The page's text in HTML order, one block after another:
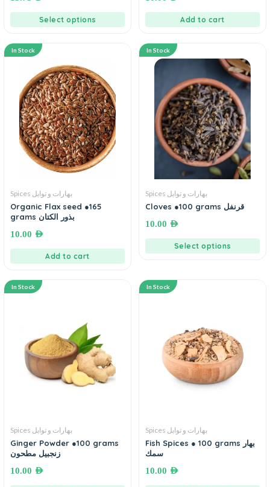
Select options Add to cart
In Stock
Spices بهارات و توابل
Organic Flax seed ●165
grams بذور الكتان
10.00 AED
Add to cart
In Stock
Spices بهارات و توابل
Cloves ●100 grams قرنفل
10.00 AED
Select options
In Stock
Spices بهارات و توابل
Ginger Powder ●100 grams
زنجبيل مطحون
10.00 AED
In Stock
Spices بهارات و توابل
Fish Spices ● 100 grams بهار
سمك
10.00 AED